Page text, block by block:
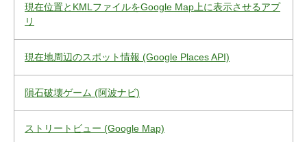
現在位置とKMLファイルをGoogle Map上に表示させるアプ
リ
現在地周辺のスポット情報 (Google Places API)
隕石破壊ゲーム (阿波ナビ)
ストリートビュー (Google Map)